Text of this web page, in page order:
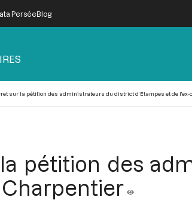
PerséeBlog
sur la pétition des administrateurs du district d’Etampes et de
pétition des
Charpentier